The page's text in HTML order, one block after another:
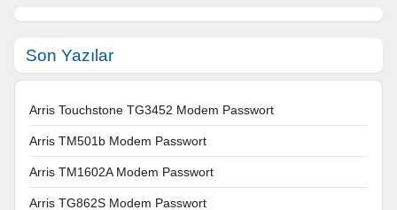
Son Yazılar
Arris Touchstone TG3452 Modem Passwort
Arris TM501b Modem Passwort
Arris TM1602A Modem Passwort
Arris TG862S Modem Passwort